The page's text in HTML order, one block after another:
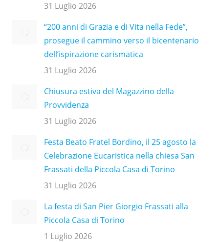
31 Luglio 2026
“200 anni di Grazia e di Vita nella Fede”,
prosegue il cammino verso il bicentenario
dell’ispirazione carismatica
31 Luglio 2026
Chiusura estiva del Magazzino della
Provvidenza
31 Luglio 2026
Festa Beato Fratel Bordino, il 25 agosto la
Celebrazione Eucaristica nella chiesa San
Frassati della Piccola Casa di Torino
31 Luglio 2026
La festa di San Pier Giorgio Frassati alla
Piccola Casa di Torino
1 Luglio 2026